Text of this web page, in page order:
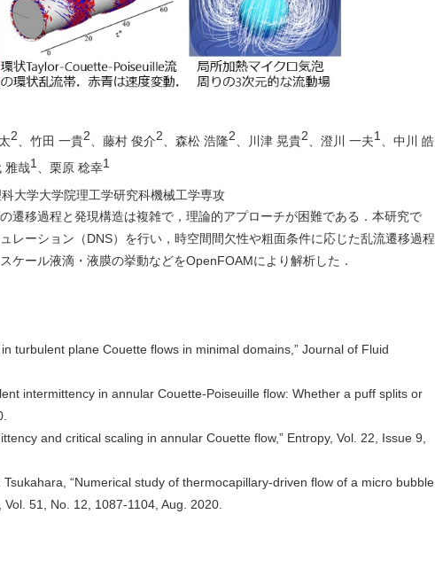
2 、竹田 一貴2 、藤村 俊介2 、森松 浩隆2 、川津 晃貴2 、澄川 一夫1
、中川 皓
雅哉1 、栗原 稔幸1
大学大学院理工学研究科機械工学専攻
遷移過程と発現構造は複雑で，理論的アプローチが困難である．本研究で
レーション（DNS）を行い，時空間間欠性や粗面条件に応じた乱流遷移過程
ケール液滴・液膜の挙動などをOpenFOAMにより解析した．
turbulent plane Couette flows in minimal domains,” Journal of Fluid
intermittency in annular Couette-Poiseuille flow: Whether a puff splits or
and critical scaling in annular Couette flow,” Entropy, Vol. 22, Issue 9,
“Numerical study of thermocapillary-driven flow of a micro bubble
51, No. 12, 1087-1104, Aug. 2020.